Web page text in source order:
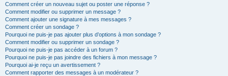
Comment créer un nouveau sujet ou poster une réponse ?
Comment modifier ou supprimer un message ?
Comment ajouter une signature à mes messages ?
Comment créer un sondage ?
Pourquoi ne puis-je pas ajouter plus d’options à mon sondage ?
Comment modifier ou supprimer un sondage ?
Pourquoi ne puis-je pas accéder à un forum ?
Pourquoi ne puis-je pas joindre des fichiers à mon message ?
Pourquoi ai-je reçu un avertissement ?
Comment rapporter des messages à un modérateur ?